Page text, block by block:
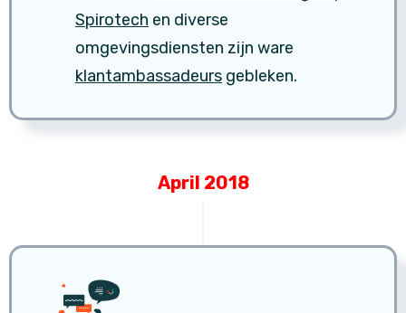
Spirotech en diverse
omgevingsdiensten zijn ware
klantambassadeurs gebleken.
April 2018